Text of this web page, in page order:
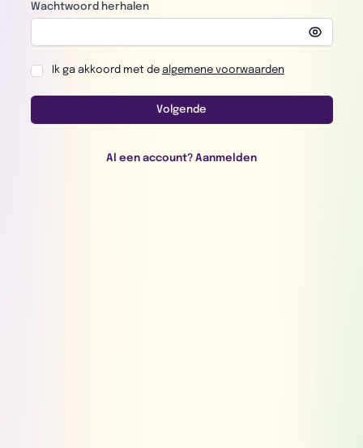
Wachtwoord herhalen
Ik ga akkoord met de algemene voorwaarden
Volgende
Al een account? Aanmelden